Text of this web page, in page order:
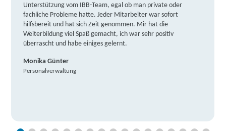
Unterstützung vom IBB-Team, egal ob man private oder
fachliche Probleme hatte. Jeder Mitarbeiter war sofort
hilfsbereit und hat sich Zeit genommen. Mir hat die
Weiterbildung viel Spaß gemacht, ich war sehr positiv
überrascht und habe einiges gelernt.
Monika Günter
Personalverwaltung